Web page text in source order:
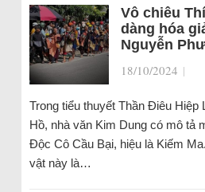
Vô chiêu
dàng hóa
Nguyễn
18/10/2024 |
Trong tiểu thuyết Thần Điêu Hiệp
Hồ, nhà văn Kim Dung có mô tả
Độc Cô Cầu Bại, hiệu là Kiếm
vật này là…